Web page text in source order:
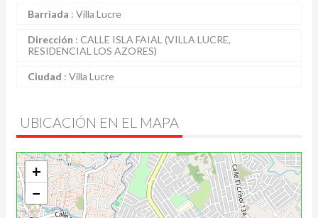
Barriada : Villa Lucre
Dirección : CALLE ISLA FAIAL (VILLA LUCRE,
RESIDENCIAL LOS AZORES)
Ciudad : Villa Lucre
UBICACIÓN EN EL MAPA
+
−